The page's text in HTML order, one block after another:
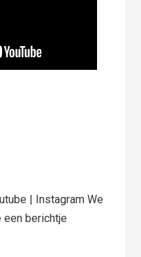
| Instagram We
een berichtje